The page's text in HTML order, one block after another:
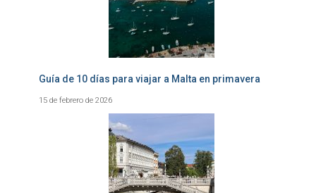
Guía de 10 días para viajar a Malta en primavera
15 de febrero de 2026